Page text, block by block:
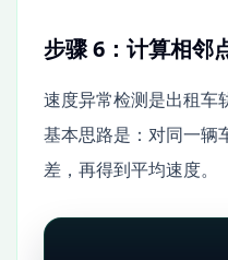
步骤 6：计算相邻
速度异常检测是出租车
基本思路是：对同一辆
差，再得到平均速度。